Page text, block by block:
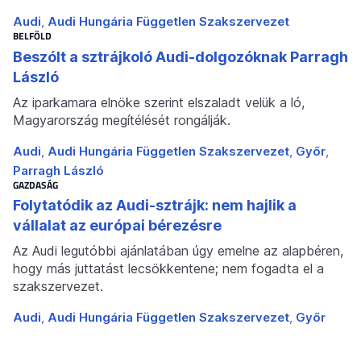
Audi Audi Hungária Független Szakszervezet
BELFÖLD
Beszólt a sztrájkoló Audi-dolgozóknak Parragh
László
Az iparkamara elnöke szerint elszaladt velük a ló,
Magyarország megítélését rongálják.
Audi Audi Hungária Független Szakszervezet Győr
Parragh László
GAZDASÁG
Folytatódik az Audi-sztrájk: nem hajlik a
vállalat az európai bérezésre
Az Audi legutóbbi ajánlatában úgy emelne az alapbéren,
hogy más juttatást lecsökkentene; nem fogadta el a
szakszervezet.
Audi Audi Hungária Független Szakszervezet Győr